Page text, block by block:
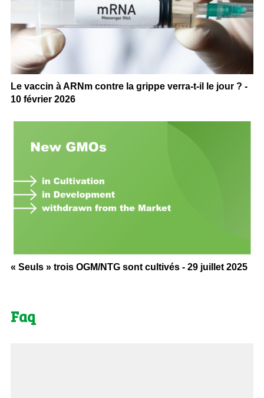
Le vaccin à ARNm contre la grippe verra-t-il le jour ? -
10 février 2026
« Seuls » trois OGM/NTG sont cultivés - 29 juillet 2025
Faq